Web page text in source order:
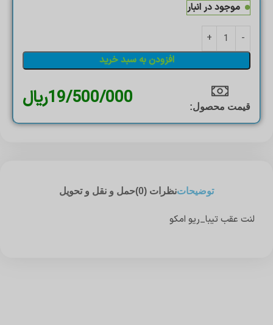
موجود در انبار
افزودن به سبد خرید
قیمت محصول:​ 19/500/000ریال
توضیحاتنظرات (0) حمل و نقل و تحویل
لنت عقب تیبا_ریو امکو